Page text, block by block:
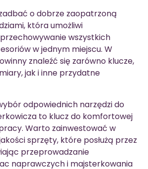
o dobrze zaopatrzoną
która umożliwi
wszystkich
w jednym miejscu. W
znaleźć się zarówno klucze,
jak i inne przydatne
odpowiednich narzędzi do
to klucz do komfortowej
Warto zainwestować w
sprzęty, które posłużą przez
przeprowadzanie
naprawczych i majsterkowania